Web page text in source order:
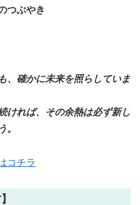
つぶやき
、確かに未来を照らしていま
ければ、その余熱は必ず新し
。
コチラ